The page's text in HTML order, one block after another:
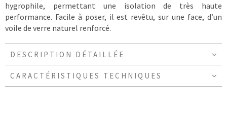
hygrophile, permettant une isolation de très haute
performance. Facile à poser, il est revêtu, sur une face, d’un
voile de verre naturel renforcé.
DESCRIPTION DÉTAILLÉE
CARACTÉRISTIQUES TECHNIQUES